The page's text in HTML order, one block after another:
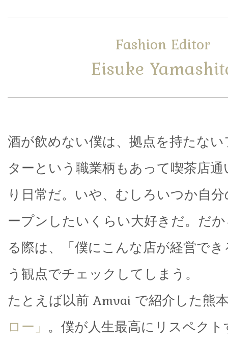
Fashion Editor
Eisuke
酒が飲めない僕は、拠点を持たな
ターという職業柄もあって喫茶店
り日常だ。いや、むしろいつか自
ープンしたいくらい大好きだ。だ
る際は、「僕にこんな店が経営で
う観点でチェックしてしまう。
たとえば以前 Amvai で紹介した熊
ロー」 。僕が人生最高にリスペク